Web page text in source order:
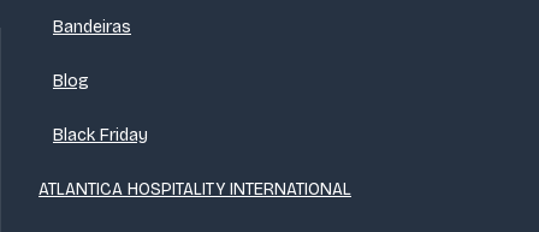
Bandeiras
Blog
Black Friday
ATLANTICA HOSPITALITY INTERNATIONAL